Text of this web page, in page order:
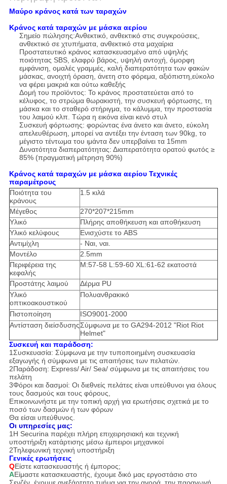
Μαύρο κράνος κατά των ταραχών
Κράνος κατά ταραχών με μάσκα αερίου
Σημείο πώλησης:Ανθεκτικό, ανθεκτικό στις συγκρούσεις,
ανθεκτικό σε χτυπήματα, ανθεκτικό στα μαχαίρια
Προστατευτικό κράνος κατασκευασμένο από υψηλής
ποιότητας SBS, ελαφρύ βάρος, υψηλή αντοχή, όμορφη
εμφάνιση, ομαλές γραμμές, καλή διαπερατότητα των φακών
μάσκας, ανοιχτή όραση, άνετη στο φόρεμα, αξιόπιστη,εύκολο
να φέρει μακριά και ούτω καθεξής
Δομή του προϊόντος: Το κράνος προστατεύεται από το
κέλυφος, το στρώμα θωρακιστή, την συσκευή φόρτωσης, τη
μάσκα και το σταθερό στήριγμα, το κάλυμμα, την προστασία
του λαιμού κλπ. Τώρα η εικόνα είναι κενό στυλ
Συσκευή φόρτωσης: φορώντας ένα άνετο και άνετο, εύκολη
απελευθέρωση, μπορεί να αντέξει την ένταση των 90kg, το
μέγιστο τέντωμα του ιμάντα δεν υπερβαίνει τα 15mm
Δυνατότητα διαπερατότητας: Διαπερατότητα ορατού φωτός ≥
85% (πραγματική μέτρηση 90%)
Κράνος κατά ταραχών με μάσκα αερίου Τεχνικές
παραμέτρους
Ποιότητα του
κράνους
1.5 κιλά
Μέγεθος
270*207*215mm
Υλικό
Πλήρης αποθήκευση και αποθήκευση
Υλικό κελύφους
Ενισχύστε το ABS
Αντιμίχλη
- Ναι, ναι.
Μοντέλο
2.5mm
Περιφέρεια της
κεφαλής
M:57-58 L:59-60 XL:61-62 εκατοστά
Προστάτης λαιμού
Δέρμα PU
Υλικό
οπτικοακουστικού
Πολυανθρακικό
Πιστοποίηση
ISO9001-2000
Αντίσταση διείσδυσηςΣύμφωνα με το GA294-2012 "Riot Riot
Helmet"
Συσκευή και παράδοση:
1Συσκευασία: Σύμφωνα με την τυποποιημένη συσκευασία
εξαγωγής ή σύμφωνα με τις απαιτήσεις των πελατών.
2Παράδοση: Express/ Air/ Sea/ σύμφωνα με τις απαιτήσεις του
πελάτη
3Φόροι και δασμοί: Οι διεθνείς πελάτες είναι υπεύθυνοι για όλους
τους δασμούς και τους φόρους,
Επικοινωνήστε με την τοπική αρχή για ερωτήσεις σχετικά με το
ποσό των δασμών ή των φόρων
Θα είσαι υπεύθυνος.
Οι υπηρεσίες μας:
1Η Securina παρέχει πλήρη επιχειρησιακή και τεχνική
υποστήριξη κατάρτισης μέσω έμπειροι μηχανικοί
2Τηλεφωνική τεχνική υποστήριξη
Γενικές ερωτήσεις
QΕίστε κατασκευαστής ή έμπορος;
ΑΕίμαστε κατασκευαστής, έχουμε δικό μας εργοστάσιο στο